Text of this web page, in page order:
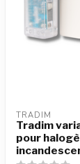
TRADIM
Tradim
pour